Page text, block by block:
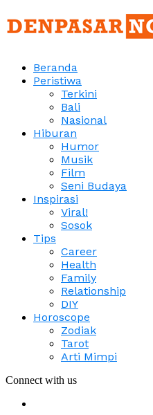
Beranda
Peristiwa
Terkini
Bali
Nasional
Hiburan
Humor
Musik
Film
Seni Budaya
Inspirasi
Viral!
Sosok
Tips
Career
Health
Family
Relationship
DIY
Horoscope
Zodiak
Tarot
Arti Mimpi
Connect with us